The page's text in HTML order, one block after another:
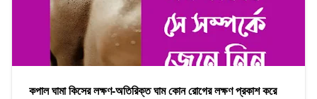
কপাল ঘামা কিসের লক্ষণ-অতিরিক্ত ঘাম কোন রোগের লক্ষণ প্রকাশ করে